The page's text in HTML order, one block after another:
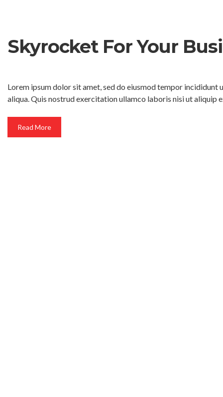
Skyrocket For Your
Lorem ipsum dolor sit amet, sed do eiusmod tempor incididunt
aliqua. Quis nostrud exercitation ullamco laboris nisi ut aliquip
Read More